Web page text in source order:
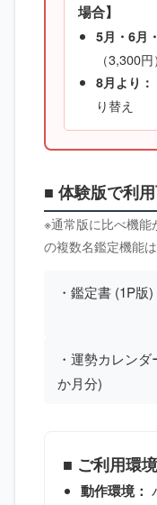
場合】
5月・6月
（3,300
8月より：
り替え
■ 体験版で利
※通常版に比べ機
の複数名鑑定機能は
・鑑定書 (1P版)
・運勢カレンダ
か月分)
■ ご利用環
動作環境：